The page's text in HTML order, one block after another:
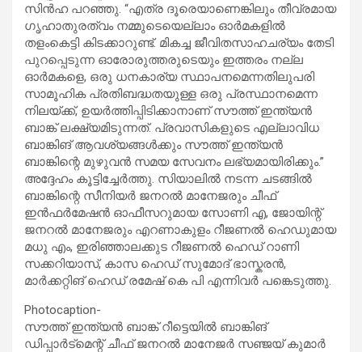
സിൻഹ പറഞ്ഞു. “എത്ര ദൂരെയാണെങ്കിലും തീവ്രമായ
ഗൃഹാതുരത്വം നമ്മുടെയെല്ലാം ഓർമകളിൽ
തളംകെട്ടി കിടക്കാറുണ്ട്. മികച്ച ജീവിതസാഹചര്യം തേടി
പുറപ്പെടുന്ന ഓരോരുത്തരുടെയും ഇത്തരം നല്ല
ഓർമകളെ, ഒരു ധനകാര്യ സ്ഥാപനമെന്നതിലുപരി
സാമൂഹിക പ്രതിബദ്ധതയുള്ള ഒരു പ്രസ്ഥാനമെന്ന
നിലയ്ക്ക്, ഉയർത്തിപ്പിടിക്കാനാണ് സൗത്ത് ഇന്ത്യൻ
ബാങ്ക് ലക്ഷ്യമിടുന്നത്. പ്രവാസികളുടെ എല്ലാവിധ
ബാങ്കിങ് ആവശ്യങ്ങൾക്കും സൗത്ത് ഇന്ത്യൻ
ബാങ്കിന്റെ മുഴുവൻ സമയ സേവനം ലഭ്യമായിരിക്കും.”
അദ്ദേഹം കൂട്ടിച്ചേർത്തു. സിയാലിൽ നടന്ന ചടങ്ങിൽ
ബാങ്കിന്റെ സീനിയർ ജനറൽ മാനേജരും ചീഫ്
ഇൻഫർമേഷൻ ഓഫീസറുമായ സോണി എ, ജോയിന്റ്
ജനറൽ മാനേജരും എറണാകുളം റീജണൽ ഹെഡുമായ
മധു എം, ഇരിഞ്ഞാലക്കുട റീജണൽ ഹെഡ് റാണി
സക്കറിയാസ്, കാസ ഹെഡ് സുമോദ് ഭാസ്കരൻ,
മാർക്കറ്റിങ് ഹെഡ് രമേഷ് കെ പി എന്നിവർ പങ്കെടുത്തു.
Photocaption-
സൗത്ത് ഇന്ത്യൻ ബാങ്ക് റീട്ടെയിൽ ബാങ്കിങ്
ഡിപ്പാർട്മെന്റ് ചീഫ് ജനറൽ മാനേജർ സഞ്ജയ് കുമാർ